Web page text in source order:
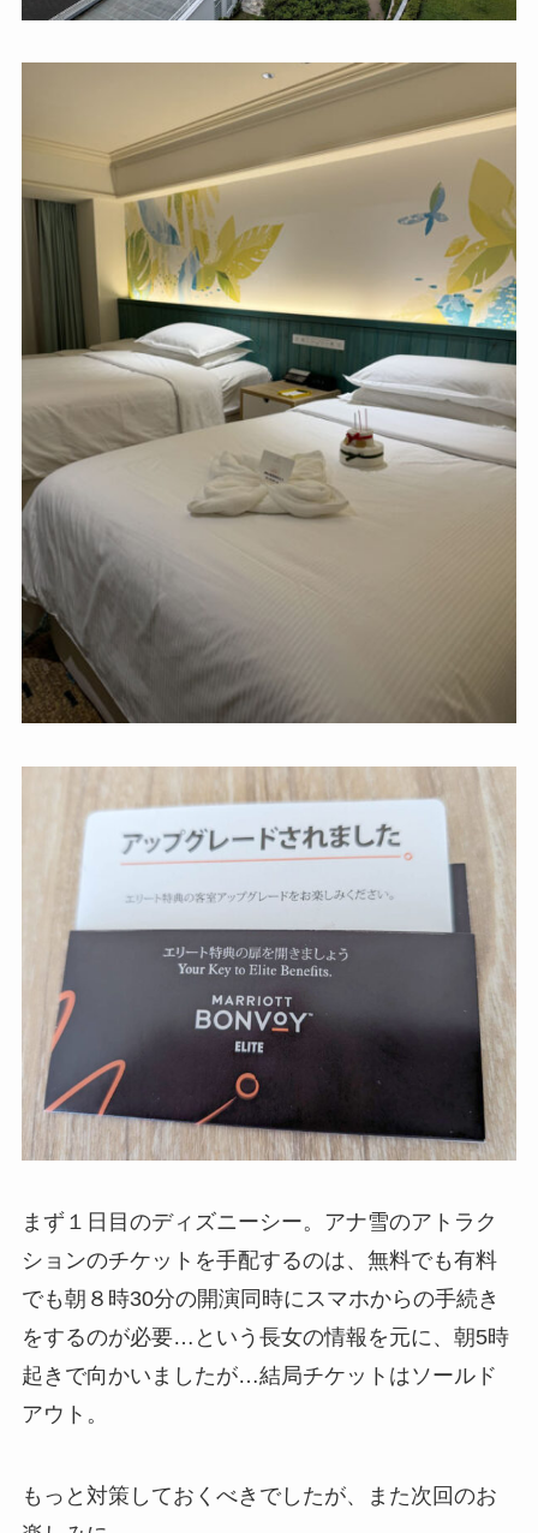
まず１日目のディズニーシー。アナ雪のアトラク
ションのチケットを手配するのは、無料でも有料
でも朝８時30分の開演同時にスマホからの手続き
をするのが必要…という長女の情報を元に、朝5時
起きで向かいましたが…結局チケットはソールド
アウト。
もっと対策しておくべきでしたが、また次回のお